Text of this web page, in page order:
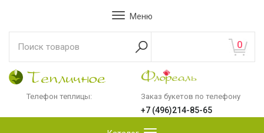
Меню
0
Телефон теплицы: Заказ букетов по телефону
+7 (496)214-85-65